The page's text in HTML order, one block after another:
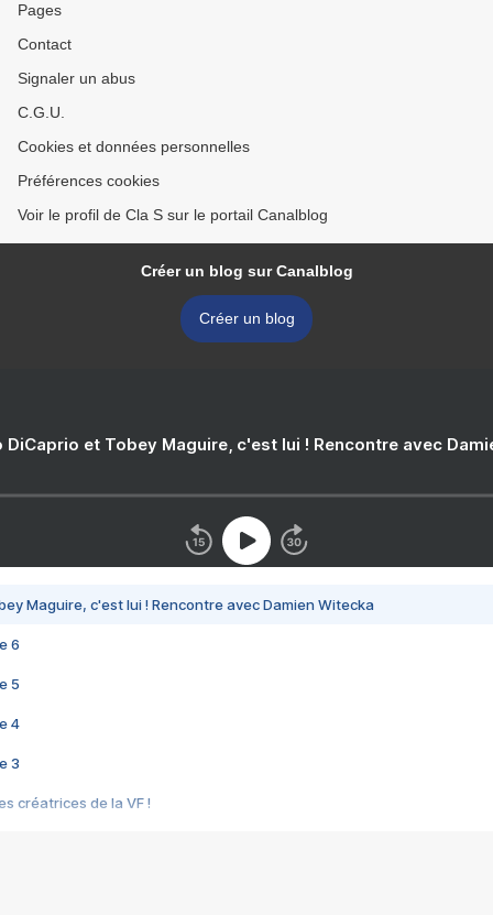
Pages
Contact
Signaler un abus
C.G.U.
Cookies et données personnelles
Préférences cookies
Voir le profil de Cla S sur le portail Canalblog
Créer un blog sur Canalblog
Créer un blog
DiCaprio et Tobey Maguire, c'est lui ! Rencontre avec
Maguire, c'est lui ! Rencontre avec Damien Witecka
6
5
4
3
créatrices de la VF !